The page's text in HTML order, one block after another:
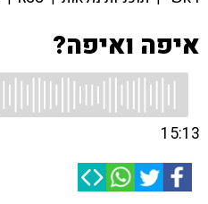
איפה ואיפה?
15:13